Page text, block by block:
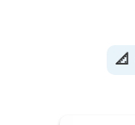
📐